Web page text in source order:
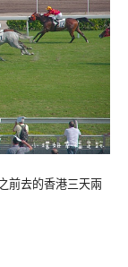
前去的香港三天兩